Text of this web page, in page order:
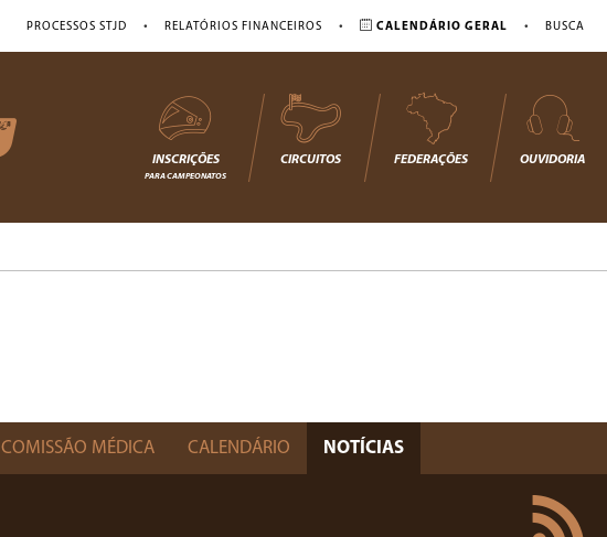
PROCESSOS STJD • RELATÓRIOS FINANCEIROS • CALENDÁRIO GERAL • BUSCA
INSCRIÇÕES
PARA CAMPEONATOS
CIRCUITOS FEDERAÇÕES OUVIDORIA
COMISSÃO MÉDICA CALENDÁRIO NOTÍCIAS